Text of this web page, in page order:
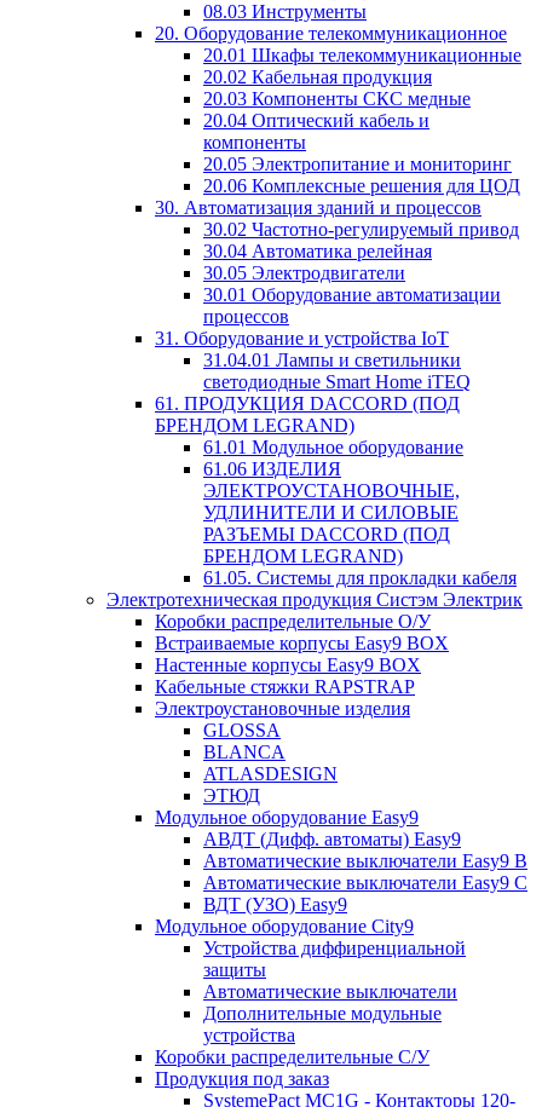
08.03 Инструменты
20. Оборудование телекоммуникационное
20.01 Шкафы телекоммуникационные
20.02 Кабельная продукция
20.03 Компоненты СКС медные
20.04 Оптический кабель и
компоненты
20.05 Электропитание и мониторинг
20.06 Комплексные решения для ЦОД
30. Автоматизация зданий и процессов
30.02 Частотно-регулируемый привод
30.04 Автоматика релейная
30.05 Электродвигатели
30.01 Оборудование автоматизации
процессов
31. Оборудование и устройства IoT
31.04.01 Лампы и светильники
светодиодные Smart Home iTEQ
61. ПРОДУКЦИЯ DACCORD (ПОД
БРЕНДОМ LEGRAND)
61.01 Модульное оборудование
61.06 ИЗДЕЛИЯ
ЭЛЕКТРОУСТАНОВОЧНЫЕ,
УДЛИНИТЕЛИ И СИЛОВЫЕ
РАЗЪЕМЫ DACCORD (ПОД
БРЕНДОМ LEGRAND)
61.05. Системы для прокладки кабеля
Электротехническая продукция Систэм Электрик
Коробки распределительные О/У
Встраиваемые корпусы Easy9 BOX
Настенные корпусы Easy9 BOX
Кабельные стяжки RAPSTRAP
Электроустановочные изделия
GLOSSA
BLANCA
ATLASDESIGN
ЭТЮД
Модульное оборудование Easy9
АВДТ (Дифф. автоматы) Easy9
Автоматические выключатели Easy9 В
Автоматические выключатели Easy9 С
ВДТ (УЗО) Easy9
Модульное оборудование City9
Устройства диффиренциальной
защиты
Автоматические выключатели
Дополнительные модульные
устройства
Коробки распределительные C/У
Продукция под заказ
SystemePact MC1G - Контакторы 120-